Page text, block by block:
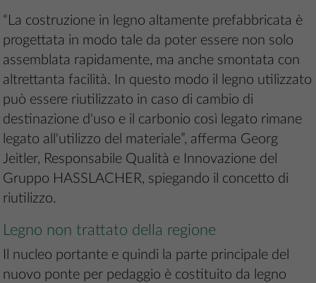
“La costruzione in legno altamente prefabbricata è
progettata in modo tale da poter essere non solo
assemblata rapidamente, ma anche smontata con
altrettanta facilità. In questo modo il legno utilizzato
può essere riutilizzato in caso di cambio di
destinazione d'uso e il carbonio così legato rimane
legato all'utilizzo del materiale”, afferma Georg
Jeitler, Responsabile Qualità e Innovazione del
Gruppo HASSLACHER, spiegando il concetto di
riutilizzo.
Legno non trattato della regione
Il nucleo portante e quindi la parte principale del
nuovo ponte per pedaggio è costituito da legno